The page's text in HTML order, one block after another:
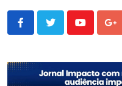
Youtube